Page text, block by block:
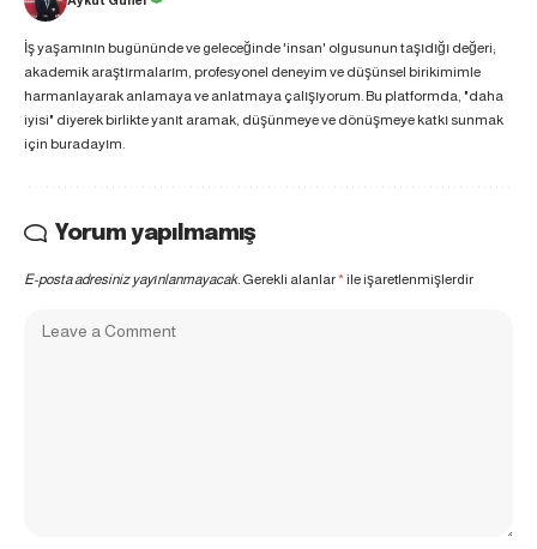
İş yaşamının bugününde ve geleceğinde 'insan' olgusunun taşıdığı değeri;
akademik araştırmalarım, profesyonel deneyim ve düşünsel birikimimle
harmanlayarak anlamaya ve anlatmaya çalışıyorum. Bu platformda, "daha
iyisi" diyerek birlikte yanıt aramak, düşünmeye ve dönüşmeye katkı sunmak
için buradayım.
Yorum yapılmamış
E-posta adresiniz yayınlanmayacak. Gerekli alanlar*ile işaretlenmişlerdir